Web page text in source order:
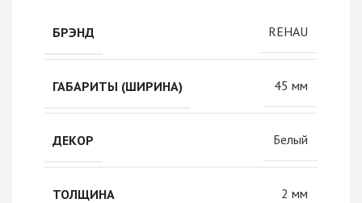
БРЭНД REHAU
ГАБАРИТЫ (ШИРИНА) 45 мм
ДЕКОР Белый
ТОЛЩИНА 2 мм